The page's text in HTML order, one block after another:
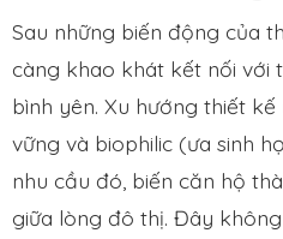
Sau những biến động của
càng khao khát kết nối với
bình yên. Xu hướng thiết
vững và biophilic (ưa sinh
nhu cầu đó, biến căn hộ
giữa lòng đô thị. Đây